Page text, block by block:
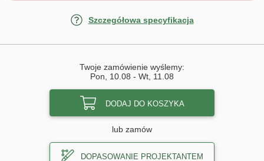
Szczegółowa specyfikacja
Twoje zamówienie wyślemy:
Pon, 10.08 - Wt, 11.08
DODAJ DO KOSZYKA
lub zamów
DOPASOWANIE PROJEKTANTEM